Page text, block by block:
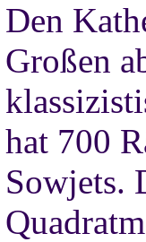
Den
Großen
hat 700
Sowjets.